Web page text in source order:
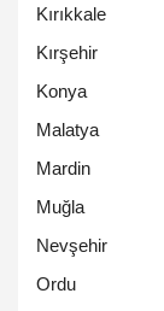
Kırıkkale
Kırşehir
Konya
Malatya
Mardin
Muğla
Nevşehir
Ordu